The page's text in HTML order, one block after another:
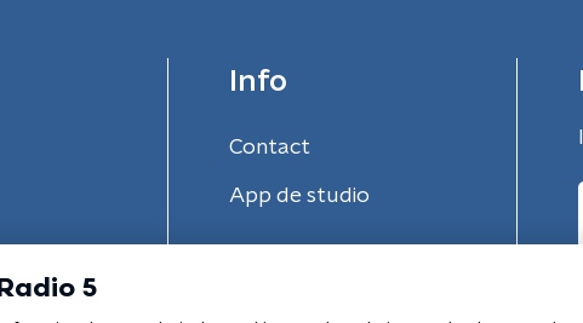
Info
Contact
App de studio